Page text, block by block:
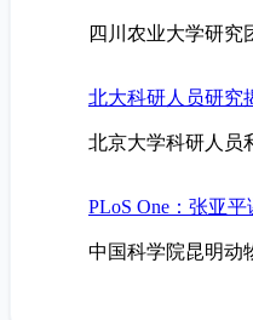
四川农业大学研究
北大科研人员研究
北京大学科研人员
PLoS One：张亚
中国科学院昆明动